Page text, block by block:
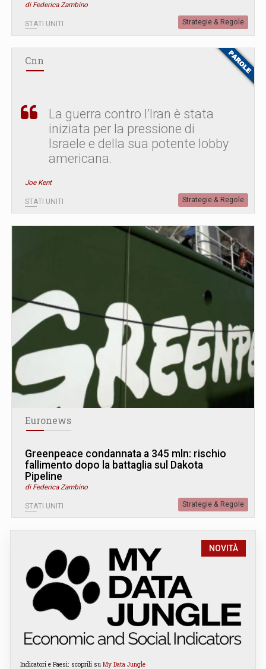
di Federica Zambino
STATI UNITI Strategie & Regole
Cnn
La guerra contro l’Iran è stata
iniziata per la pressione di
Israele e della sua potente lobby
americana.
Joe Kent
STATI UNITI Strategie & Regole
Euronews
Greenpeace condannata a 345 mln: rischio
fallimento dopo la battaglia sul Dakota
Pipeline
di Federica Zambino
STATI UNITI Strategie & Regole
NOVITÀ
Indicatori e Paesi: scoprili su My Data Jungle